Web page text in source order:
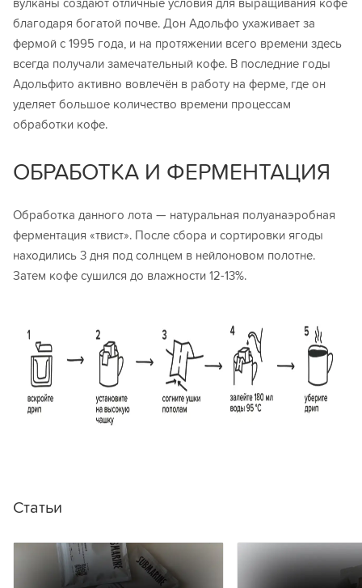
вулканы создают отличные условия для выращивания кофе
благодаря богатой почве. Дон Адольфо ухаживает за
фермой с 1995 года, и на протяжении всего времени здесь
всегда получали замечательный кофе. В последние годы
Адольфито активно вовлечён в работу на ферме, где он
уделяет большое количество времени процессам
обработки кофе.
ОБРАБОТКА И ФЕРМЕНТАЦИЯ
Обработка данного лота — натуральная полуанаэробная
ферментация «твист». После сбора и сортировки ягоды
находились 3 дня под солнцем в нейлоновом полотне.
Затем кофе сушился до влажности 12-13%.
Статьи